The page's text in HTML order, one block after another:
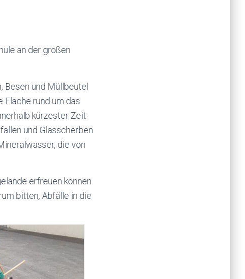
an der großen
Besen und Müllbeutel
rund um das
kürzester Zeit
und Glasscherben
die von
erfreuen können
bitten, Abfälle in die